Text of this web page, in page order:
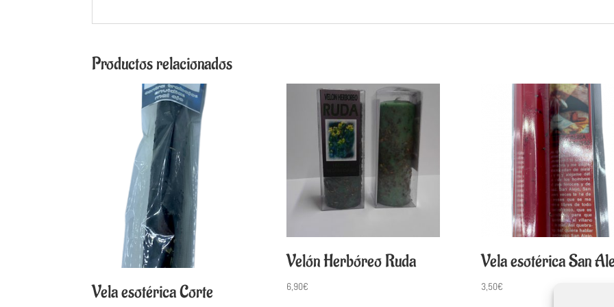
Productos relacionados
Vela esotérica Corte
Velón Herbóreo Ruda
6,90€
Vela esotérica San
3,50€